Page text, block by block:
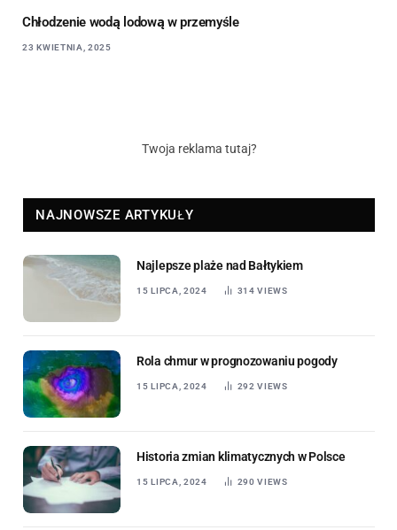
Chłodzenie wodą lodową w przemyśle
23 KWIETNIA, 2025
Twoja reklama tutaj?
NAJNOWSZE ARTYKUŁY
Najlepsze plaże nad Bałtykiem
15 LIPCA, 2024 314VIEWS
Rola chmur w prognozowaniu pogody
15 LIPCA, 2024 292VIEWS
Historia zmian klimatycznych w Polsce
15 LIPCA, 2024 290VIEWS